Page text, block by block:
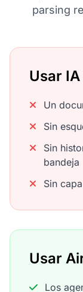
parsing
Usar
Un
Sin
Sin
bandeja
Sin
Usar
Los